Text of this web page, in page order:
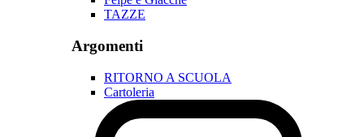
TAZZE
Argomenti
RITORNO A SCUOLA
Cartoleria